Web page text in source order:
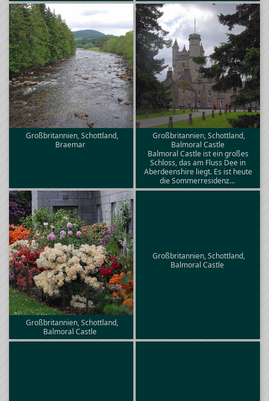
Großbritannien, Schottland,
Braemar
Großbritannien, Schottland,
Balmoral Castle
Balmoral Castle ist ein großes
Schloss, das am Fluss Dee in
Aberdeenshire liegt. Es ist heute
die Sommerresidenz…
Großbritannien, Schottland,
Balmoral Castle
Großbritannien, Schottland,
Balmoral Castle